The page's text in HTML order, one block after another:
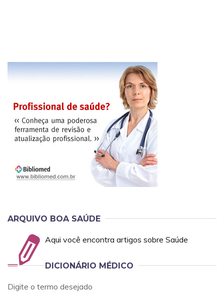
ARQUIVO BOA SAÚDE
Aqui você encontra artigos sobre Saúde
DICIONÁRIO MÉDICO
Digite o termo desejado